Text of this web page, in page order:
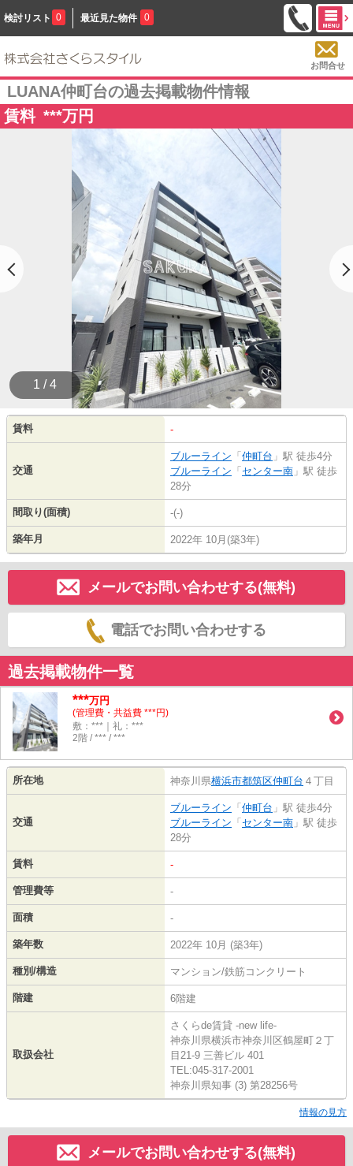
検討リスト 0 最近見た物件 0
お問合せ
LUANA仲町台の過去掲載物件情報
賃料 ***万円
1 / 4
賃料 -
交通
ブルーライン 「 仲町台 」駅 徒歩4分
ブルーライン 「 センター南 」駅 徒歩
28分
間取り(面積) -(-)
築年月 2022年 10月(築3年)
メールでお問い合わせする(無料)
電話でお問い合わせする
過去掲載物件一覧
***万円
(管理費・共益費 ***円)
敷：***｜礼：***
2階 / *** / ***
所在地 神奈川県横浜市都筑区仲町台 ４丁目
交通
ブルーライン 「 仲町台 」駅 徒歩4分
ブルーライン 「 センター南 」駅 徒歩
28分
賃料 -
管理費等 -
面積 -
築年数 2022年 10月 (築3年)
種別/構造 マンション/鉄筋コンクリート
階建 6階建
取扱会社
さくらde賃貸 -new life-
神奈川県横浜市神奈川区鶴屋町２丁
目21-9 三善ビル 401
TEL:045-317-2001
神奈川県知事 (3) 第28256号
情報の見方
メールでお問い合わせする(無料)